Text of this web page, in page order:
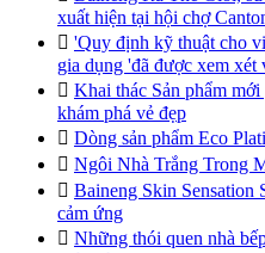
xuất hiện tại hội chợ
 'Quy định kỹ thuật cho
gia dụng 'đã được xem
 Khai thác Sản phẩm
khám phá vẻ đẹp
 Dòng sản phẩm Eco
 Ngôi Nhà Trắng Trong
 Baineng Skin Sensation
cảm ứng
 Những thói quen nhà